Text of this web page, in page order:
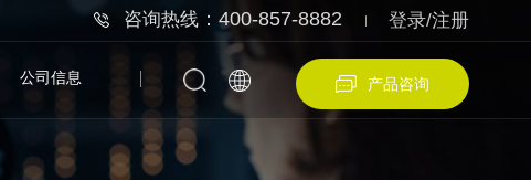
登录/注册
咨询热线：400-857-8882
产品咨询
公司信息